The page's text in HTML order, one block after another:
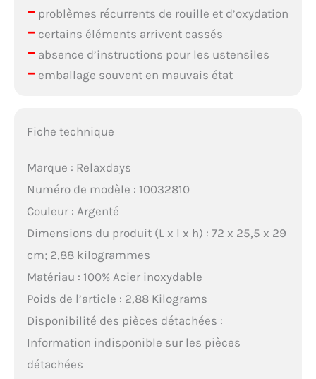
–problèmes récurrents de rouille et d’oxydation
–certains éléments arrivent cassés
–absence d’instructions pour les ustensiles
–emballage souvent en mauvais état
Fiche technique
Marque : Relaxdays
Numéro de modèle : 10032810
Couleur : Argenté
Dimensions du produit (L x l x h) : 72 x 25,5 x 29
cm; 2,88 kilogrammes
Matériau : 100% Acier inoxydable
Poids de l’article : 2,88 Kilograms
Disponibilité des pièces détachées :
Information indisponible sur les pièces
détachées